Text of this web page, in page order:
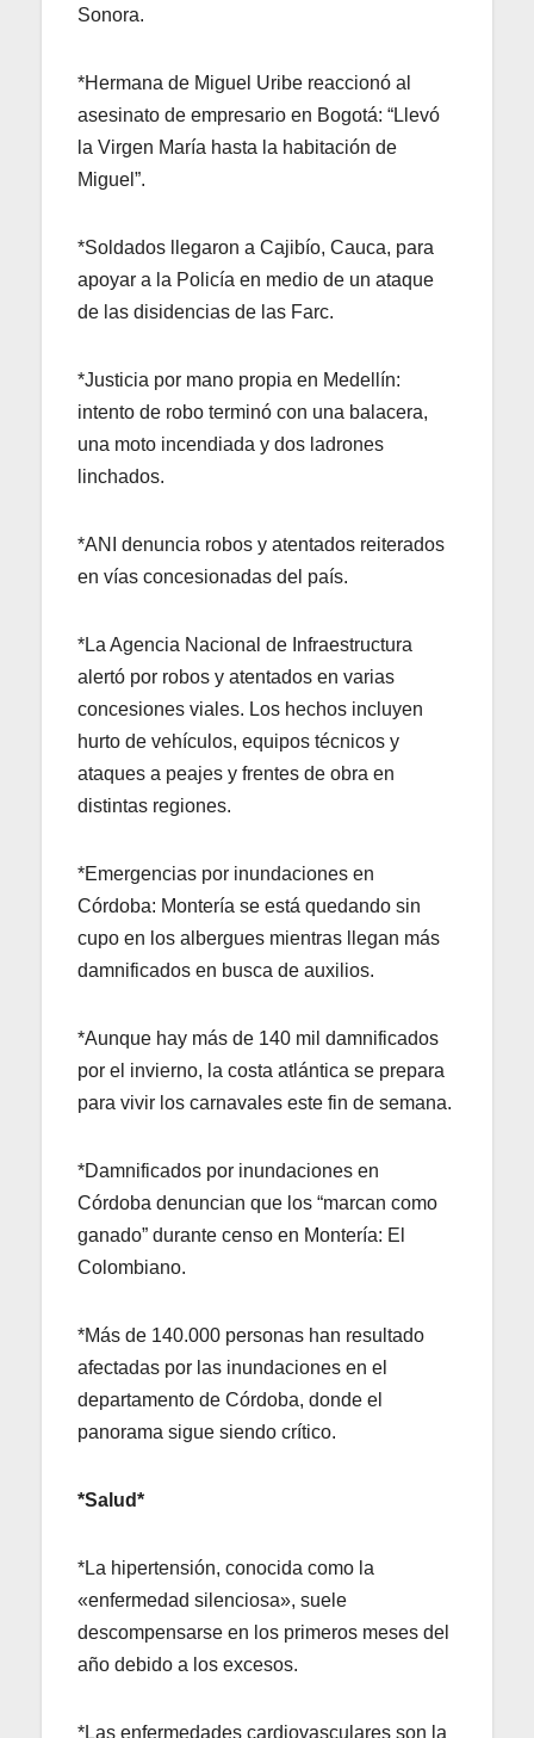
Sonora.
*Hermana de Miguel Uribe reaccionó al
asesinato de empresario en Bogotá: “Llevó
la Virgen María hasta la habitación de
Miguel”.
*Soldados llegaron a Cajibío, Cauca, para
apoyar a la Policía en medio de un ataque
de las disidencias de las Farc.
*Justicia por mano propia en Medellín:
intento de robo terminó con una balacera,
una moto incendiada y dos ladrones
linchados.
*ANI denuncia robos y atentados reiterados
en vías concesionadas del país.
*La Agencia Nacional de Infraestructura
alertó por robos y atentados en varias
concesiones viales. Los hechos incluyen
hurto de vehículos, equipos técnicos y
ataques a peajes y frentes de obra en
distintas regiones.
*Emergencias por inundaciones en
Córdoba: Montería se está quedando sin
cupo en los albergues mientras llegan más
damnificados en busca de auxilios.
*Aunque hay más de 140 mil damnificados
por el invierno, la costa atlántica se prepara
para vivir los carnavales este fin de semana.
*Damnificados por inundaciones en
Córdoba denuncian que los “marcan como
ganado” durante censo en Montería: El
Colombiano.
*Más de 140.000 personas han resultado
afectadas por las inundaciones en el
departamento de Córdoba, donde el
panorama sigue siendo crítico.
*Salud*
*La hipertensión, conocida como la
«enfermedad silenciosa», suele
descompensarse en los primeros meses del
año debido a los excesos.
*Las enfermedades cardiovasculares son la